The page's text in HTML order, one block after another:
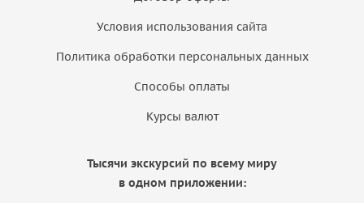
Условия использования сайта
Политика обработки персональных данных
Способы оплаты
Курсы валют
Тысячи экскурсий по всему миру
в одном приложении: